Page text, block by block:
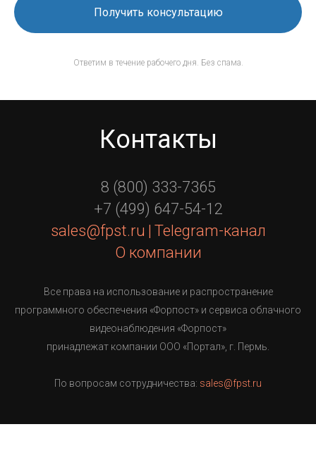
Получить консультацию
Ответим в течение рабочего дня. Без спама.
Контакты
8 (800) 333-7365
+7 (499) 647-54-12
sales@fpst.ru | Telegram-канал
О компании
Все права на использование и распространение
программного обеспечения «Форпост» и сервиса облачного
видеонаблюдения «Форпост»
принадлежат компании ООО «Портал», г. Пермь.
По вопросам сотрудничества: sales@fpst.ru